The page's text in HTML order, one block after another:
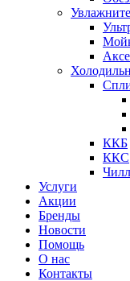
ККБ
ККС
Услуги
Акции
Бренды
Новости
Помощь
О нас
Контакты